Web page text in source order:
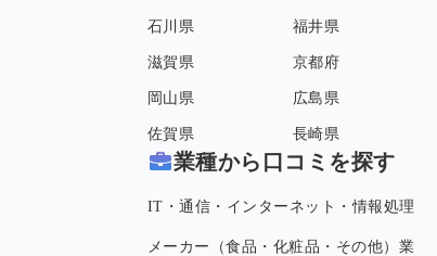
石川県 福井県
滋賀県 京都府
岡山県 広島県
佐賀県 長崎県
業種から口コミを探す
IT・通信・インターネット・情報処理
メーカー（食品・化粧品・その他）業